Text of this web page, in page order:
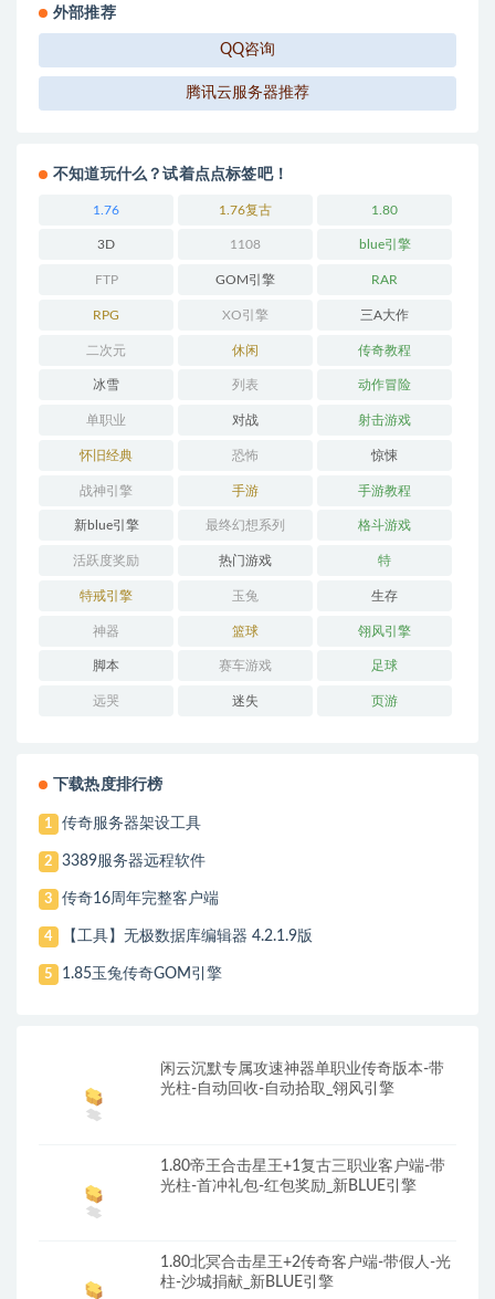
外部推荐
QQ咨询
腾讯云服务器推荐
不知道玩什么？试着点点标签吧！
1.76 1.76复古 1.80
3D 1108 blue引擎
FTP GOM引擎 RAR
RPG XO引擎 三A大作
二次元 休闲 传奇教程
冰雪 列表 动作冒险
单职业 对战 射击游戏
怀旧经典 恐怖 惊悚
战神引擎 手游 手游教程
新blue引擎 最终幻想系列 格斗游戏
活跃度奖励 热门游戏 特
特戒引擎 玉兔 生存
神器 篮球 翎风引擎
脚本 赛车游戏 足球
远哭 迷失 页游
下载热度排行榜
1 传奇服务器架设工具
2 3389服务器远程软件
3 传奇16周年完整客户端
4 【工具】无极数据库编辑器 4.2.1.9版
5 1.85玉兔传奇GOM引擎
闲云沉默专属攻速神器单职业传奇版本-带
光柱-自动回收-自动拾取_翎风引擎
1.80帝王合击星王+1复古三职业客户端-带
光柱-首冲礼包-红包奖励_新BLUE引擎
1.80北冥合击星王+2传奇客户端-带假人-光
柱-沙城捐献_新BLUE引擎